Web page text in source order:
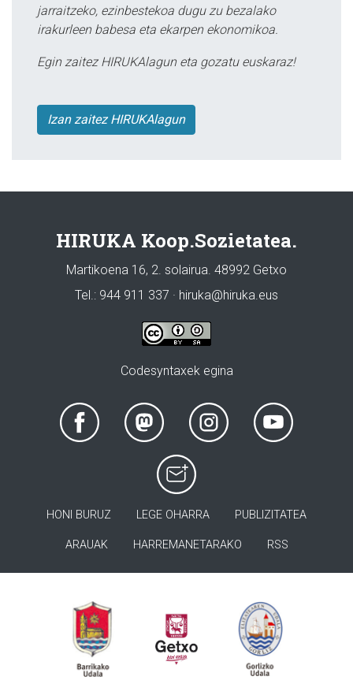
jarraitzeko, ezinbestekoa dugu zu bezalako
irakurleen babesa eta ekarpen ekonomikoa.
Egin zaitez HIRUKAlagun eta gozatu euskaraz!
Izan zaitez HIRUKAlagun
HIRUKA Koop.Sozietatea.
Martikoena 16, 2. solairua. 48992 Getxo
Tel.: 944 911 337 · hiruka@hiruka.eus
Codesyntaxek egina
HONI BURUZ LEGE OHARRA PUBLIZITATEA
ARAUAK HARREMANETARAKO RSS